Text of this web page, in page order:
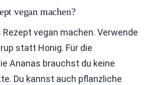
vegan machen?
vegan machen. Verwende
statt Honig. Für die
Ananas brauchst du keine
Du kannst auch pflanzliche